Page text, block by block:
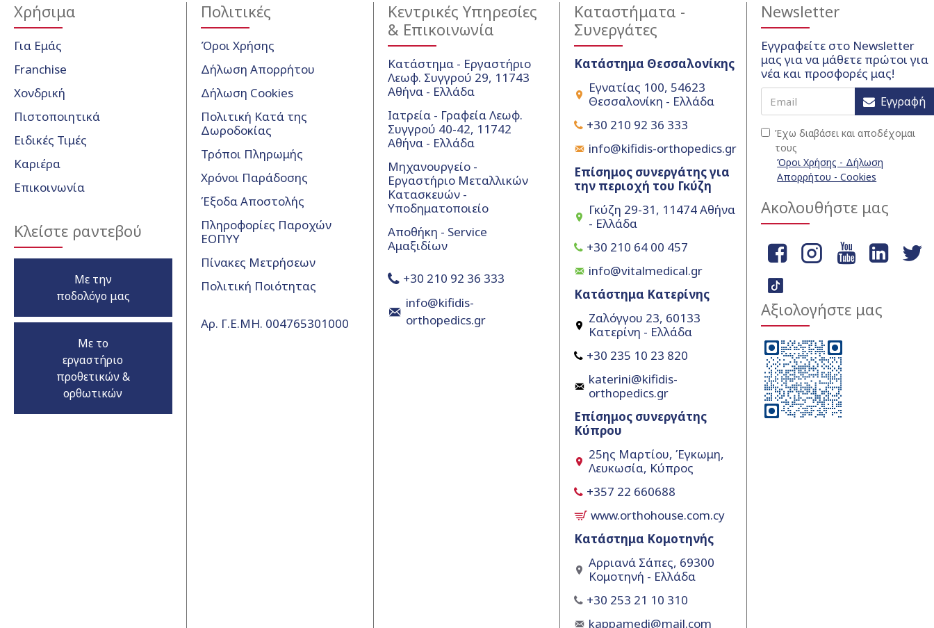
Χρήσιμα
Για Εμάς
Franchise
Χονδρική
Πιστοποιητικά
Ειδικές Τιμές
Καριέρα
Επικοινωνία
Κλείστε ραντεβού
Με την
ποδολόγο μας
Με το
εργαστήριο
προθετικών &
ορθωτικών
Πολιτικές
Όροι Χρήσης
Δήλωση Απορρήτου
Δήλωση Cookies
Πολιτική Κατά της
Δωροδοκίας
Τρόποι Πληρωμής
Χρόνοι Παράδοσης
Έξοδα Αποστολής
Πληροφορίες Παροχών
ΕΟΠΥΥ
Πίνακες Μετρήσεων
Πολιτική Ποιότητας
Αρ. Γ.Ε.ΜΗ. 004765301000
Κεντρικές Υπηρεσίες
& Επικοινωνία
Κατάστημα - Εργαστήριο
Λεωφ. Συγγρού 29, 11743
Αθήνα - Ελλάδα
Ιατρεία - Γραφεία Λεωφ.
Συγγρού 40-42, 11742
Αθήνα - Ελλάδα
Μηχανουργείο -
Εργαστήριο Μεταλλικών
Κατασκευών -
Υποδηματοποιείο
Αποθήκη - Service
Αμαξιδίων
+30 210 92 36 333
info@kifidis-
orthopedics.gr
Καταστήματα -
Συνεργάτες
Κατάστημα Θεσσαλονίκης
Εγνατίας 100, 54623
Θεσσαλονίκη - Ελλάδα
+30 210 92 36 333
info@kifidis-orthopedics.gr
Επίσημος συνεργάτης για
την περιοχή του Γκύζη
Γκύζη 29-31, 11474 Αθήνα
- Ελλάδα
+30 210 64 00 457
info@vitalmedical.gr
Κατάστημα Κατερίνης
Ζαλόγγου 23, 60133
Κατερίνη - Ελλάδα
+30 235 10 23 820
katerini@kifidis-
orthopedics.gr
Επίσημος συνεργάτης
Κύπρου
25ης Μαρτίου, Έγκωμη,
Λευκωσία, Κύπρος
+357 22 660688
www.orthohouse.com.cy
Κατάστημα Κομοτηνής
Αρριανά Σάπες, 69300
Κομοτηνή - Ελλάδα
+30 253 21 10 310
kappamedi@mail.com
Newsletter
Εγγραφείτε στο Newsletter
μας για να μάθετε πρώτοι για
νέα και προσφορές μας!
Εγγραφή
Έχω διαβάσει και αποδέχομαι
τους
Όροι Χρήσης - Δήλωση
Απορρήτου - Cookies
Ακολουθήστε μας
Αξιολογήστε μας